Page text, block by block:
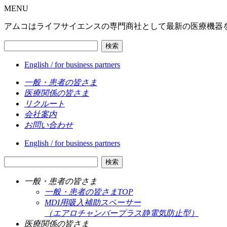
MENU
アムコはライフサイエンスの専門商社として最新の医療機器
検索
English / for business partners
一般・患者の皆さま
医療関係の皆さま
リクルート
会社案内
お問い合わせ
English / for business partners
検索
一般・患者の皆さま
一般・患者の皆さまTOP
MDI用吸入補助スペーサー
（エアロチャンバープラス静電気防止型）
医療関係の皆さま